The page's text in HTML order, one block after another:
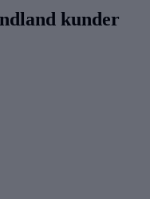
kunder